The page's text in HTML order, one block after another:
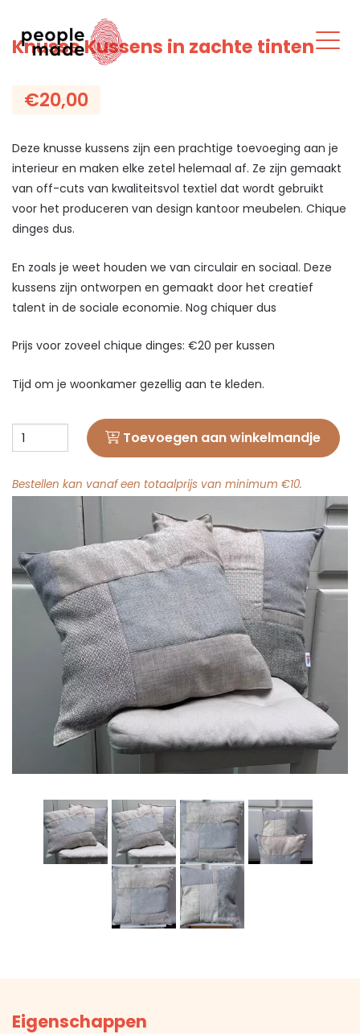
Knusse Kussens in zachte tinten
€20,00
Deze knusse kussens zijn een prachtige toevoeging aan je
interieur en maken elke zetel helemaal af. Ze zijn gemaakt
van off-cuts van kwaliteitsvol textiel dat wordt gebruikt
voor het produceren van design kantoor meubelen. Chique
dinges dus.
En zoals je weet houden we van circulair en sociaal. Deze
kussens zijn ontworpen en gemaakt door het creatief
talent in de sociale economie. Nog chiquer dus
Prijs voor zoveel chique dinges: €20 per kussen
Tijd om je woonkamer gezellig aan te kleden.
Toevoegen aan winkelmandje
Bestellen kan vanaf een totaalprijs van minimum €10.
Eigenschappen